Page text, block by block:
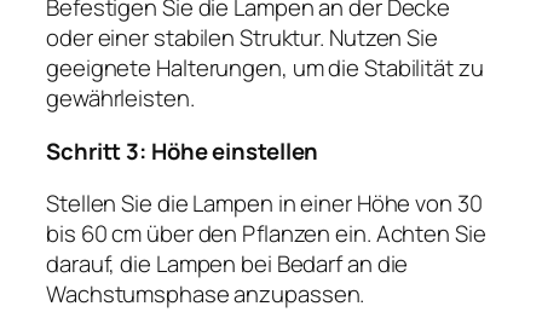
Befestigen Sie die Lampen an der Decke
oder einer stabilen Struktur. Nutzen Sie
geeignete Halterungen, um die Stabilität zu
gewährleisten.
Schritt 3: Höhe einstellen
Stellen Sie die Lampen in einer Höhe von 30
bis 60 cm über den Pflanzen ein. Achten Sie
darauf, die Lampen bei Bedarf an die
Wachstumsphase anzupassen.